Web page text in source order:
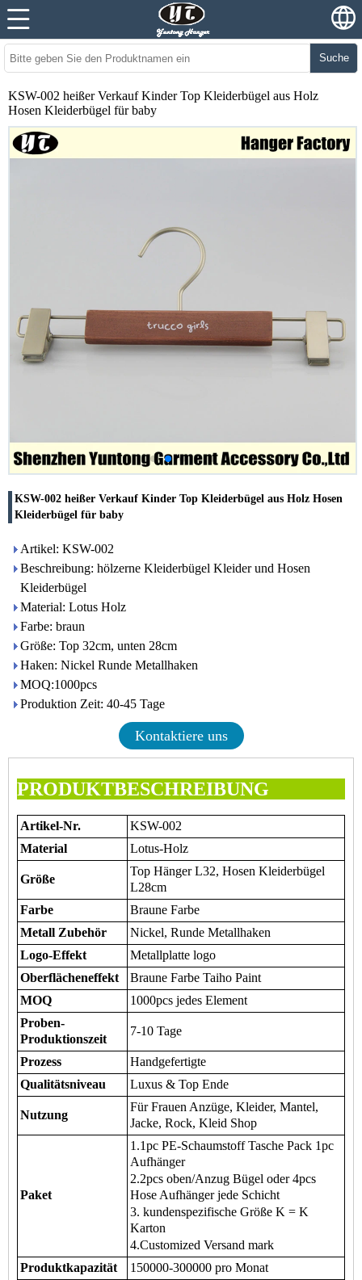
Suche
KSW-002 heißer Verkauf Kinder Top Kleiderbügel aus Holz
Hosen Kleiderbügel für baby
KSW-002 heißer Verkauf Kinder Top Kleiderbügel aus Holz Hosen
Kleiderbügel für baby
Artikel: KSW-002
Beschreibung: hölzerne Kleiderbügel Kleider und Hosen
Kleiderbügel
Material: Lotus Holz
Farbe: braun
Größe: Top 32cm, unten 28cm
Haken: Nickel Runde Metallhaken
MOQ:1000pcs
Produktion Zeit: 40-45 Tage
Kontaktiere uns
PRODUKTBESCHREIBUNG
Artikel-Nr.
KSW-002
Material
Lotus-Holz
Größe
Top Hänger L32, Hosen Kleiderbügel
L28cm
Farbe
Braune Farbe
Metall Zubehör
Nickel, Runde Metallhaken
Logo-Effekt
Metallplatte logo
Oberflächeneffekt
Braune Farbe Taiho Paint
MOQ
1000pcs jedes Element
Proben-
Produktionszeit
7-10 Tage
Prozess
Handgefertigte
Qualitätsniveau
Luxus & Top Ende
Nutzung
Für Frauen Anzüge, Kleider, Mantel,
Jacke, Rock, Kleid Shop
Paket
1.1pc PE-Schaumstoff Tasche Pack 1pc
Aufhänger
2.2pcs oben/Anzug Bügel oder 4pcs
Hose Aufhänger jede Schicht
3. kundenspezifische Größe K = K
Karton
4.Customized Versand mark
Produktkapazität
150000-300000 pro Monat